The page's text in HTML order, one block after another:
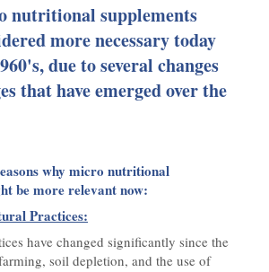
nutritional supplements
more necessary today
due to several changes
that have emerged over the
why micro nutritional
be more relevant now:
Practices:
have changed significantly since the
soil depletion, and the use of